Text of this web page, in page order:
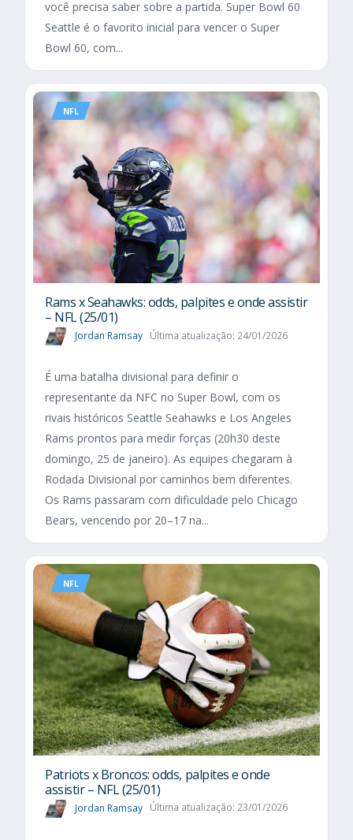
você precisa saber sobre a partida. Super Bowl 60
Seattle é o favorito inicial para vencer o Super
Bowl 60, com...
NFL
Rams x Seahawks: odds, palpites e onde assistir
– NFL (25/01)
Jordan Ramsay Última atualização: 24/01/2026
É uma batalha divisional para definir o
representante da NFC no Super Bowl, com os
rivais históricos Seattle Seahawks e Los Angeles
Rams prontos para medir forças (20h30 deste
domingo, 25 de janeiro). As equipes chegaram à
Rodada Divisional por caminhos bem diferentes.
Os Rams passaram com dificuldade pelo Chicago
Bears, vencendo por 20–17 na...
NFL
Patriots x Broncos: odds, palpites e onde
assistir – NFL (25/01)
Jordan Ramsay Última atualização: 23/01/2026